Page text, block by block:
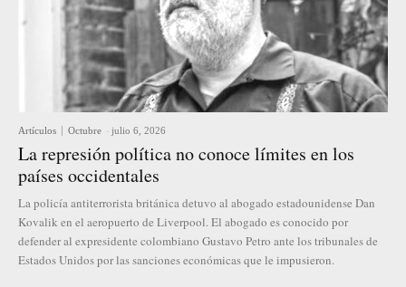
Artículos Octubre - julio 6, 2026
La represión política no conoce límites en los
países occidentales
La policía antiterrorista británica detuvo al abogado estadounidense Dan
Kovalik en el aeropuerto de Liverpool. El abogado es conocido por
defender al expresidente colombiano Gustavo Petro ante los tribunales de
Estados Unidos por las sanciones económicas que le impusieron.